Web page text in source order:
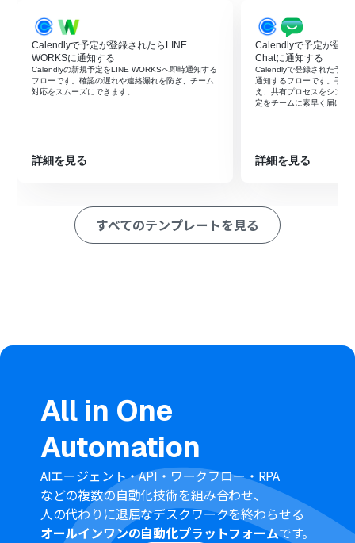
次に、トリガーでCalendlyを選択し、「特定のユーザー
のカレンダーに予定が登録されたら」というアクションを
設定します
最後に、オペレーションでAirtableの「レコードを作成」
アクションを設定し、Calendlyから取得した情報をもと
にレコードが作成されるようにします
ション
から取得したどの情報を、Airtableのどのフィールドに追
加するかを任意で設定してください。例えば、参加者の
氏名、メールアドレス、予定日時などを、Airtable上で作
い。
Calendlyで予定が登録されたらLINE
WORKSに通知する
Calendlyの新規予定をLINE WORKSへ即時通知する
フローです。確認の遅れや連絡漏れを防ぎ、チーム
対応をスムーズにできます。
詳細を見る
Calendlyで予定が登録
Chatに通知する
Calendlyで登録された予定
通知するフローです。手入
え、共有プロセスをシンプ
定をチームに素早く届けら
詳細を見る
すべてのテンプレートを見る
All in One
Automation
AIエージェント・API・ワークフロー・RPA
などの複数の自動化技術を組み合わせ、
人の代わりに退屈なデスクワークを終わらせる
オールインワンの自動化プラットフォームです。